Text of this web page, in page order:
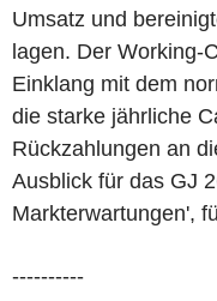
Umsatz und
lagen. Der Working-
Einklang mit dem
die starke jährliche
Rückzahlungen an
Ausblick für das GJ
Markterwartungen',
----------